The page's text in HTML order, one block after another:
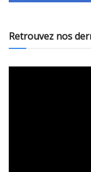
Retrouvez nos